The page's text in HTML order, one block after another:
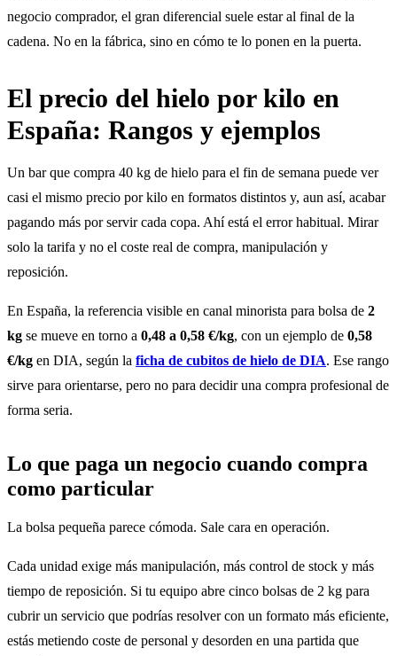
negocio comprador, el gran diferencial suele estar al final de la
cadena. No en la fábrica, sino en cómo te lo ponen en la puerta.
El precio del hielo por kilo en
España: Rangos y ejemplos
Un bar que compra 40 kg de hielo para el fin de semana puede ver
casi el mismo precio por kilo en formatos distintos y, aun así, acabar
pagando más por servir cada copa. Ahí está el error habitual. Mirar
solo la tarifa y no el coste real de compra, manipulación y
reposición.
En España, la referencia visible en canal minorista para bolsa de 2
kg se mueve en torno a 0,48 a 0,58 €/kg, con un ejemplo de 0,58
€/kg en DIA, según la ficha de cubitos de hielo de DIA. Ese rango
sirve para orientarse, pero no para decidir una compra profesional de
forma seria.
Lo que paga un negocio cuando compra
como particular
La bolsa pequeña parece cómoda. Sale cara en operación.
Cada unidad exige más manipulación, más control de stock y más
tiempo de reposición. Si tu equipo abre cinco bolsas de 2 kg para
cubrir un servicio que podrías resolver con un formato más eficiente,
estás metiendo coste de personal y desorden en una partida que